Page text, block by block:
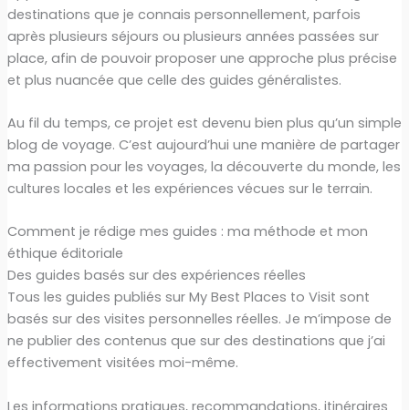
destinations que je connais personnellement, parfois
après plusieurs séjours ou plusieurs années passées sur
place, afin de pouvoir proposer une approche plus précise
et plus nuancée que celle des guides généralistes.
Au fil du temps, ce projet est devenu bien plus qu’un simple
blog de voyage. C’est aujourd’hui une manière de partager
ma passion pour les voyages, la découverte du monde, les
cultures locales et les expériences vécues sur le terrain.
Comment je rédige mes guides : ma méthode et mon
éthique éditoriale
Des guides basés sur des expériences réelles
Tous les guides publiés sur My Best Places to Visit sont
basés sur des visites personnelles réelles. Je m’impose de
ne publier des contenus que sur des destinations que j’ai
effectivement visitées moi-même.
Les informations pratiques, recommandations, itinéraires